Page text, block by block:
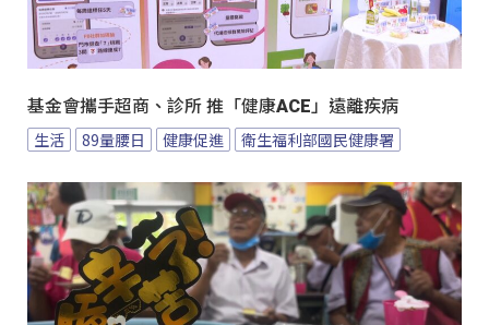
基金會攜手超商、診所 推「健康ACE」遠離疾病
生活 89量腰日 健康促進 衛生福利部國民健康署